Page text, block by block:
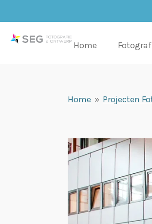
direct
naar
Home
Home » Projecten